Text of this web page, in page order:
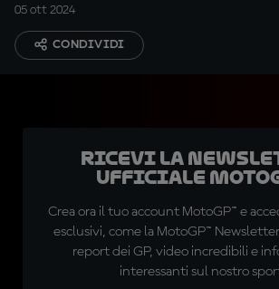
05 ott 2024
CONDIVIDI
Ricevi la
ufficiale
Crea ora il tuo account MotoGP™ e
esclusivi, come la MotoGP™
report dei GP, video incredibili e
interessanti sul nostro